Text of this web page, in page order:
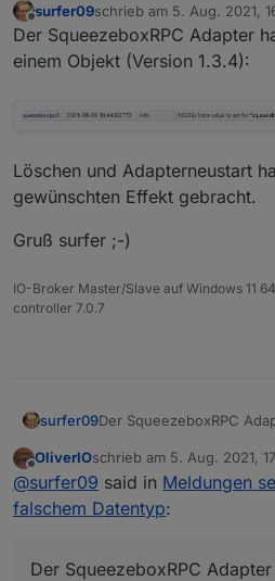
Offline
surfer09schrieb am 5. Aug. 2021,
zuletzt editiert von
Der SqueezeboxRPC Adapter
einem Objekt (Version 1.3.4):
Löschen und Adapterneustart
gewünschten Effekt gebracht.
Gruß surfer ;-)
IO-Broker Master/Slave auf Windows 11
controller 7.0.7
surfer09Der SqueezeboxRPC
Löschen und
gewünschten Effekt
Offline
OliverIOschrieb am 5. Aug. 2021,
zuletzt editiert von
@surfer09 said in Meldungen
falschem Datentyp:
Der SqueezeboxRPC